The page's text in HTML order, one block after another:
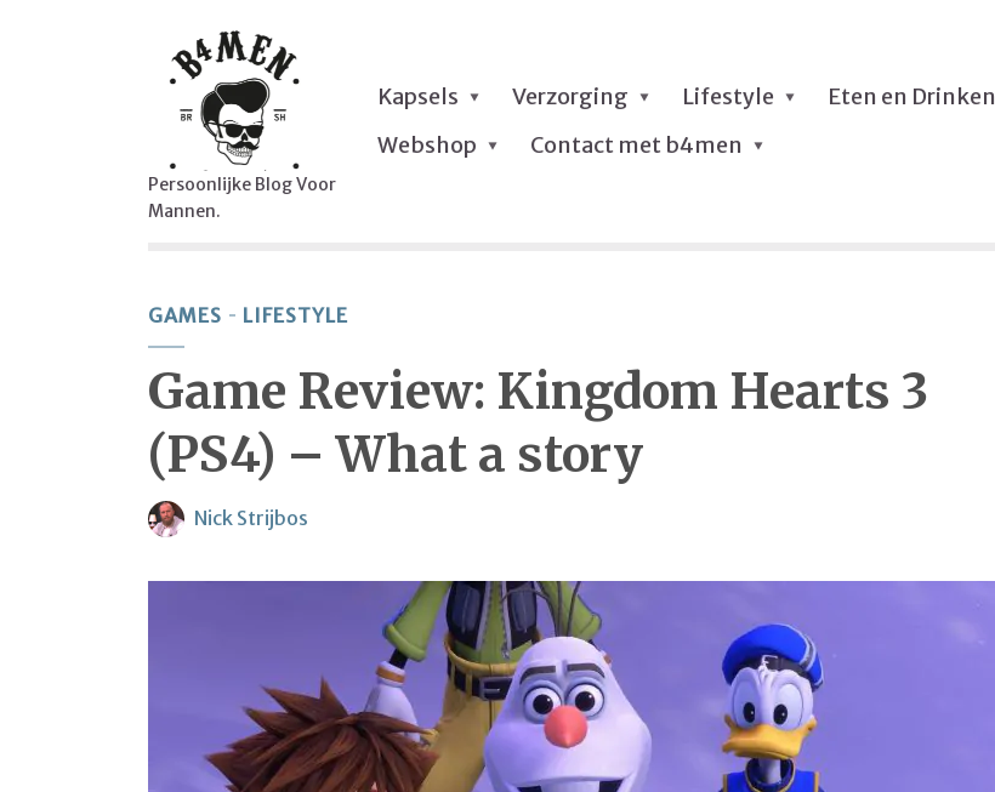
Persoonlijke Blog Voor
Mannen.
Kapsels Verzorging Lifestyle Eten en Drinken
Webshop
Contact met b4men
GAMES LIFESTYLE
Game Review: Kingdom Hearts 3
(PS4) – What a story
Nick Strijbos